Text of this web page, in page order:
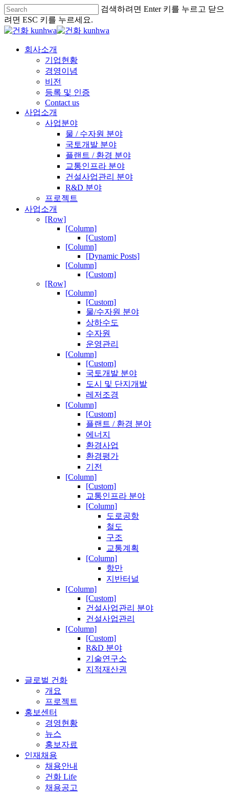
검색하려면 Enter 키를 누르고 닫으
려면 ESC 키를 누르세요.
회사소개
기업현황
경영이념
비전
등록 및 인증
Contact us
사업소개
사업분야
물 / 수자원 분야
국토개발 분야
플랜트 / 환경 분야
교통인프라 분야
건설사업관리 분야
R&D 분야
프로젝트
사업소개
[Row]
[Column]
[Custom]
[Column]
[Dynamic Posts]
[Column]
[Custom]
[Row]
[Column]
[Custom]
물/수자원 분야
상하수도
수자원
운영관리
[Column]
[Custom]
국토개발 분야
도시 및 단지개발
레저조경
[Column]
[Custom]
플랜트 / 환경 분야
에너지
환경사업
환경평가
기전
[Column]
[Custom]
교통인프라 분야
[Column]
도로공항
철도
구조
교통계획
[Column]
항만
지반터널
[Column]
[Custom]
건설사업관리 분야
건설사업관리
[Column]
[Custom]
R&D 분야
기술연구소
지적재산권
글로벌 건화
개요
프로젝트
홍보센터
경영현황
뉴스
홍보자료
인재채용
채용안내
건화 Life
채용공고